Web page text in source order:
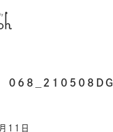
068_210508DG
11日